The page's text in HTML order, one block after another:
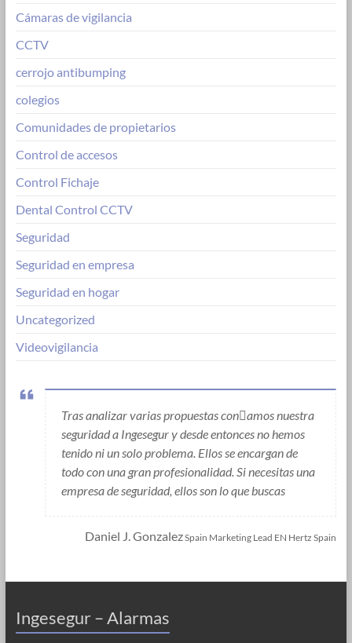
Cámaras de vigilancia
CCTV
cerrojo antibumping
colegios
Comunidades de propietarios
Control de accesos
Control Fichaje
Dental Control CCTV
Seguridad
Seguridad en empresa
Seguridad en hogar
Uncategorized
Videovigilancia
Tras analizar varias propuestas conamos nuestra
seguridad a Ingesegur y desde entonces no hemos
tenido ni un solo problema. Ellos se encargan de
todo con una gran profesionalidad. Si necesitas una
empresa de seguridad, ellos son lo que buscas
Daniel J. GonzalezSpain Marketing Lead EN Hertz Spain
Ingesegur – Alarmas